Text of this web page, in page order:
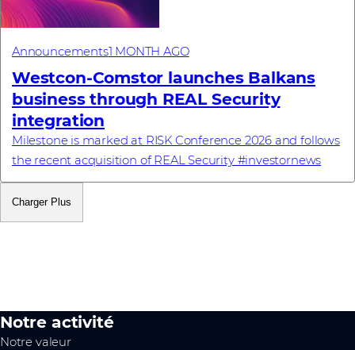
Announcements1 MONTH AGO
Westcon-Comstor launches Balkans
business through REAL Security
integration
Milestone is marked at RISK Conference 2026 and follows
the recent acquisition of REAL Security #investornews
Charger Plus
Notre activité
Notre valeur